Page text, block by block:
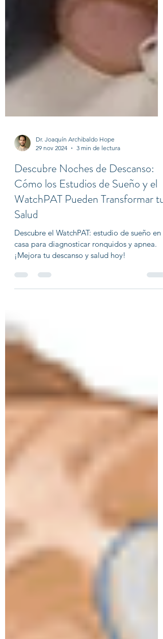
Dr. Joaquín Archibaldo Hope
29 nov 2024
3 min de lectura
Descubre Noches de Descanso:
Cómo los Estudios de Sueño y el
WatchPAT Pueden Transformar tu
Salud
Descubre el WatchPAT: estudio de sueño en
¡Mejora tu descanso y salud hoy!